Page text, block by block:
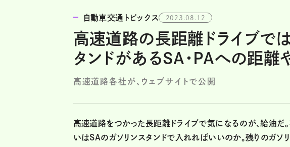
自動車交通トピックス 2023.08.12
高速道路の長距離ドライブで
タンドがあるSA・PAへの距
高速道路各社が、ウェブサイトで公開
高速道路をつかった長距離ドライブで気になるのが、給油だ
いはSAのガソリンスタンドで入れればいいのか。残りのガソ